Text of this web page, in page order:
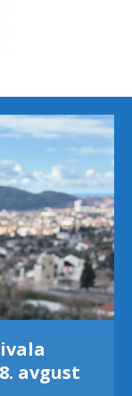
avgust